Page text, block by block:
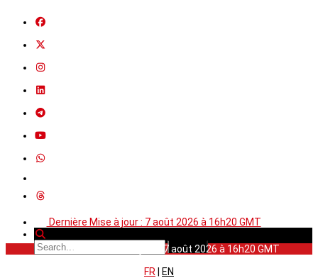
Dernière Mise à jour : 7 août 2026 à 16h20 GMT
Dernière Mise à jour : 7 août 2026 à 16h20 GMT
FR
EN